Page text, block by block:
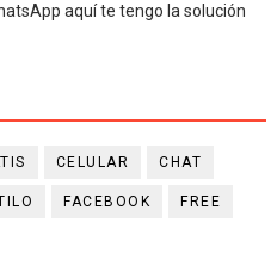
aquí te tengo la solución
CELULAR CHAT
FACEBOOK FREE